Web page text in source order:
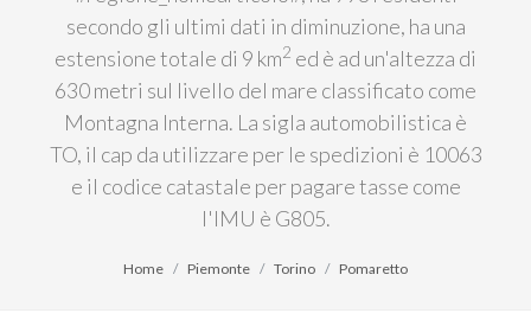
secondo gli ultimi dati in diminuzione, ha una
estensione totale di 9 km2 ed è ad un'altezza di
630 metri sul livello del mare classificato come
Montagna Interna. La sigla automobilistica è
TO, il cap da utilizzare per le spedizioni è 10063
e il codice catastale per pagare tasse come
l'IMU è G805.
Home Piemonte Torino Pomaretto